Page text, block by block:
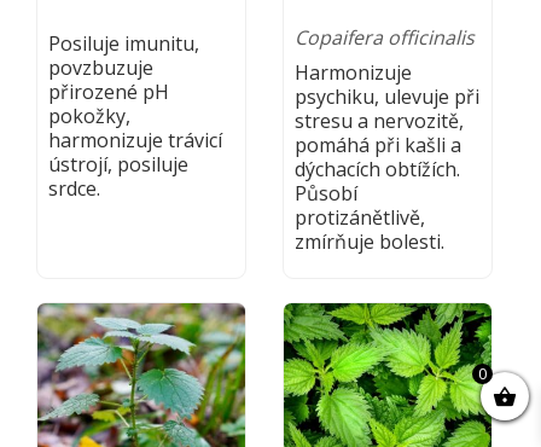
Posiluje imunitu,
povzbuzuje
přirozené pH
pokožky,
harmonizuje trávicí
ústrojí, posiluje
srdce.
Copaifera officinalis
Harmonizuje
psychiku, ulevuje při
stresu a nervozitě,
pomáhá při kašli a
dýchacích obtížích.
Působí
protizánětlivě,
zmírňuje bolesti.
0